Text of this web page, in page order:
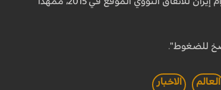
للضغوط".
العالم الاخبار